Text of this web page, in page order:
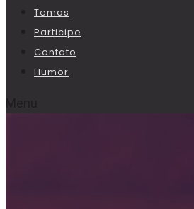
Temas
Participe
Contato
Humor